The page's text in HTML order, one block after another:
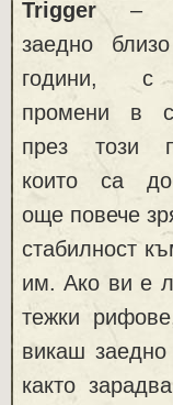
Trigger –
заедно
години, с
промени в
през този
които са
още повече
стабилност
им. Ако ви е
тежки
викаш
както